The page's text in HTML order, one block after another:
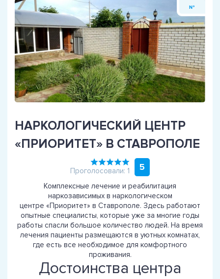
№
НАРКОЛОГИЧЕСКИЙ ЦЕНТР
«ПРИОРИТЕТ» В СТАВРОПОЛЕ
Проголосовали: 1 5
Комплексные лечение и реабилитация
наркозависимых в наркологическом
центре «Приоритет» в Ставрополе. Здесь работают
опытные специалисты, которые уже за многие годы
работы спасли большое количество людей. На время
лечения пациенты размещаются в уютных комнатах,
где есть все необходимое для комфортного
проживания.
Достоинства центра